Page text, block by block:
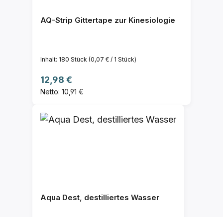
AQ-Strip Gittertape zur Kinesiologie
Inhalt: 180 Stück (0,07 € / 1 Stück)
Regulärer Preis:
12,98 €
Netto: 10,91 €
Aqua Dest, destilliertes Wasser